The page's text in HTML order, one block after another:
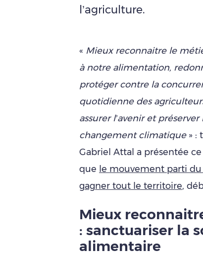
l’agriculture.
« Mieux reconnaitre le
à notre alimentation,
protéger contre la
quotidienne des
assurer l’avenir et
changement climatique» :
Gabriel Attal a présentée
que le mouvement parti
gagner tout le territoire,
Mieux
: sanctuariser la
alimentaire